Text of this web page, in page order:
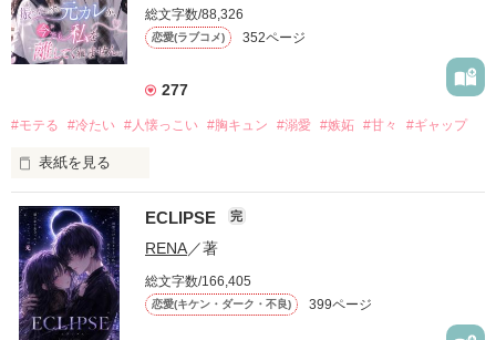
総文字数/88,326
恋愛(ラブコメ) 352ページ
277
#モテる #冷たい #人懐っこい #胸キュン #溺愛 #嫉妬 #甘々 #ギャップ
表紙を見る
「好きだったから、別れを選んだ。」
モテる人を好きになるのが怖かった。
だから私は、中学時代に大好きだった彼を自分から振った。
もう会うことはないと思っていたのに、
ECLIPSE 完
RENA／著
総文字数/166,405
恋愛(キケン・ダーク・不良) 399ページ